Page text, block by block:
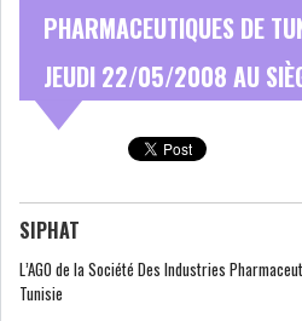
PRIVATISATION & OPV
INTERMÉDIAIRES
OPINION
PHARMACEUTIQUES DE
JEUDI 22/05/2008 AU
SIPHAT
L’AGO de la Société Des Industries
Tunisie